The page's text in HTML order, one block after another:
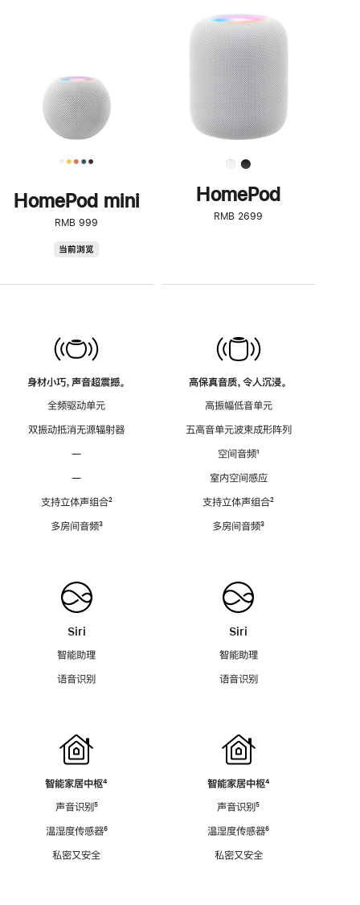
HomePod mini
RMB 999
当前浏览
身材小巧，声音超震撼。
全频驱动单元
双振动抵消无源辐射器
—
—
支持立体声组合脚
²
多房间音频脚
³
Siri
智能助理
语音识别
智能家居中枢脚
⁴
声音识别脚
⁵
温湿度传感器脚
⁶
私密又安全
步
了
解
HomePod<
HomePod
RMB 2699
高保真音质，令人沉浸。
高振幅低音单元
五高音单元波束成形阵列
空间音频脚
¹
室内空间感应
支持立体声组合脚
²
多房间音频脚
³
Siri
智能助理
语音识别
智能家居中枢脚
⁴
声音识别脚
⁵
温湿度传感器脚
⁶
私密又安全